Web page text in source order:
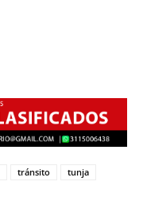
tránsito tunja